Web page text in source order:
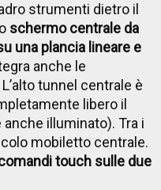
strumenti dietro il
schermo centrale da
una plancia lineare e
anche le
tunnel centrale è
libero il
illuminato). Tra i
mobiletto centrale.
touch sulle due